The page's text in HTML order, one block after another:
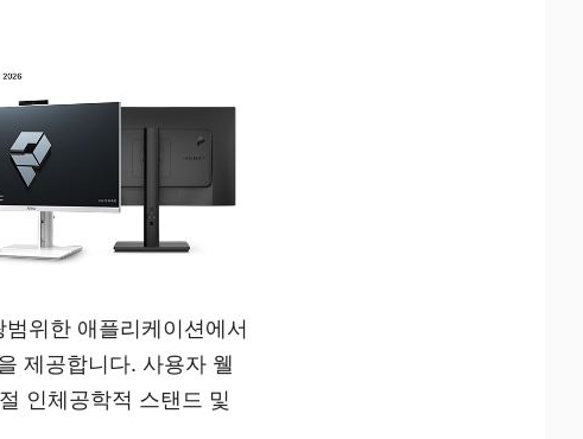
위한 애플리케이션에서
제공합니다. 사용자 웰
인체공학적 스탠드 및